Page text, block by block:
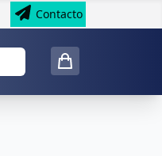
Contacto